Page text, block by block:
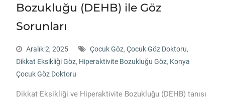
Bozukluğu (DEHB) ile Göz
Sorunları
Aralık 2, 2025 Çocuk Göz, Çocuk Göz Doktoru,
Dikkat Eksikliği Göz, Hiperaktivite Bozukluğu Göz, Konya
Çocuk Göz Doktoru
Dikkat Eksikliği ve Hiperaktivite Bozukluğu (DEHB) tanısı